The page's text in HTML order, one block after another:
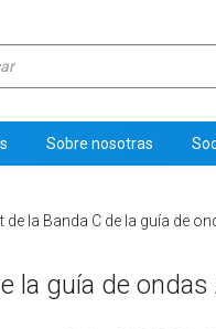
Sobre nosotras
de la Banda C de la guía de
la guía de